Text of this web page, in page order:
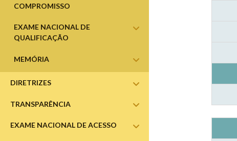
COMPROMISSO
EXAME NACIONAL DE
QUALIFICAÇÃO
abrir
MEMÓRIA
abrir
DIRETRIZES
abrir
TRANSPARÊNCIA
abrir
EXAME NACIONAL DE ACESSO
abrir